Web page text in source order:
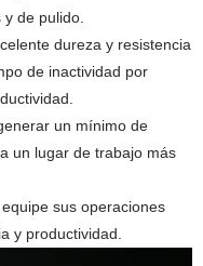
y de pulido.
dureza y resistencia
de inactividad por
un mínimo de
un lugar de trabajo más
sus operaciones
y productividad.